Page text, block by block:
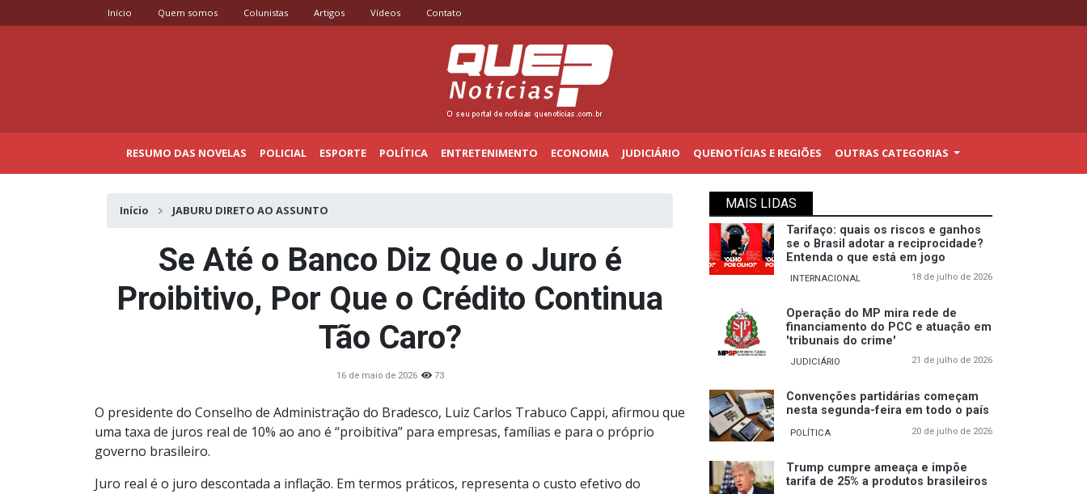
Início Quem somos Colunistas Artigos Vídeos Contato
RESUMO DAS NOVELAS POLICIAL ESPORTE POLÍTICA ENTRETENIMENTO ECONOMIA JUDICIÁRIO QUENOTÍCIAS E REGIÕES OUTRAS CATEGORIAS
Início JABURU DIRETO AO ASSUNTO
Se Até o Banco Diz Que o Juro é
Proibitivo, Por Que o Crédito Continua
Tão Caro?
16 de maio de 2026 73
O presidente do Conselho de Administração do Bradesco, Luiz Carlos Trabuco Cappi, afirmou que
uma taxa de juros real de 10% ao ano é “proibitiva” para empresas, famílias e para o próprio
governo brasileiro.
Juro real é o juro descontada a inflação. Em termos práticos, representa o custo efetivo do
MAIS LIDAS
Tarifaço: quais os riscos e ganhos
se o Brasil adotar a reciprocidade?
Entenda o que está em jogo
INTERNACIONAL 18 de julho de 2026
Operação do MP mira rede de
financiamento do PCC e atuação em
'tribunais do crime'
JUDICIÁRIO 21 de julho de 2026
Convenções partidárias começam
nesta segunda-feira em todo o país
POLÍTICA 20 de julho de 2026
Trump cumpre ameaça e impõe
tarifa de 25% a produtos brasileiros